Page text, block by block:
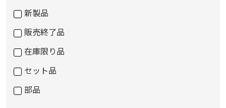
新製品
販売終了品
在庫限り品
セット品
部品